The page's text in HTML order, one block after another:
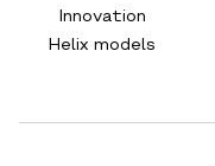
Innovation
Helix models